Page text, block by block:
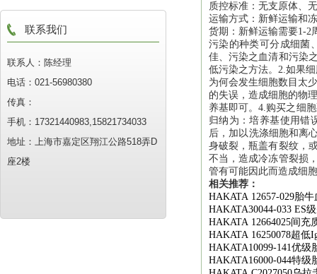
联系我们
联系人：陈经理
电话：021-56980380
传真：
手机：17321440983,15821734033
地址：上海市嘉定区翔江公路518弄D
座2楼
质控标准：无支原体、
运输方式：新鲜运输和
货期：新鲜运输需要1-2
污染的种类可分成细菌
佳、污染之血清和污染
低污染之方法。2.如果
为何会发生细胞数目太
的失误，造成细胞的物
养基即可。4.购买之细
归纳为：培养基使用错
后，加以洗涤细胞和离
身破裂，瓶盖有裂纹，
不当，造成冷冻管裂损
管有可能因此而造成细
相关推荐：
HAKATA 12657-029胎牛
HAKATA30044-033 ES
HAKATA 12664025间充
HAKATA 16250078超低
HAKATA10099-141优级
HAKATA16000-044特级